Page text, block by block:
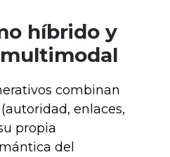
híbrido y
combinan
enlaces,
propia
del